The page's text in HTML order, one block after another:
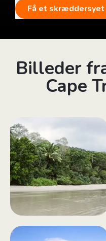
Få et
Billeder
Cape